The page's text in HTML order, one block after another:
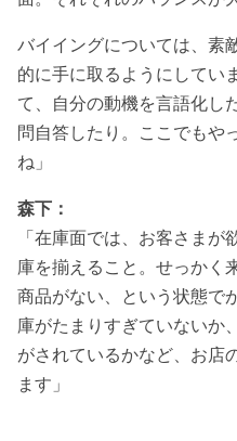
バイイングについては、素
的に手に取るようにしてい
て、自分の動機を言語化し
問自答したり。ここでもや
ね」
森下：
「在庫面では、お客さま
庫を揃えること。せっかく
商品がない、という状態で
庫がたまりすぎていないか
がされているかなど、お店
ます」